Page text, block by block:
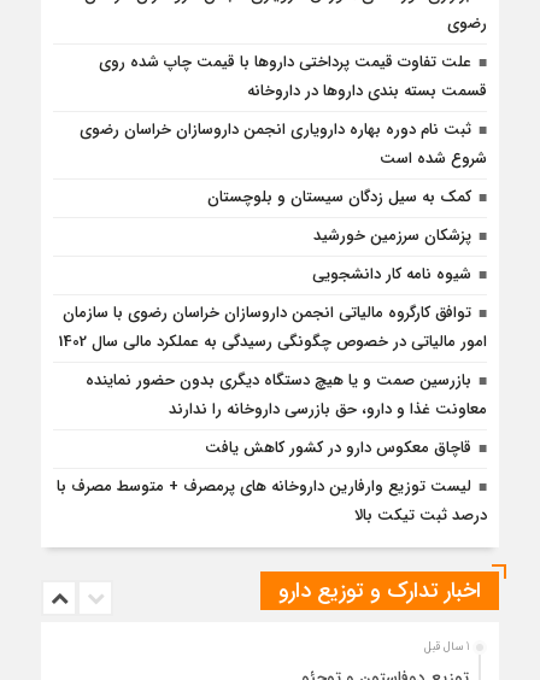
رضوی
علت تفاوت قیمت پرداختی داروها با قیمت چاپ شده روی
قسمت بسته بندی داروها در داروخانه
ثبت نام دوره بهاره دارویاری انجمن داروسازان خراسان رضوی
شروع شده است
کمک به سیل زدگان سیستان و بلوچستان
پزشکان سرزمین خورشید
شیوه نامه کار دانشجویی
توافق کارگروه مالیاتی انجمن داروسازان خراسان رضوی با سازمان
امور مالیاتی در خصوص چگونگی رسیدگی به عملکرد مالی سال 1402
بازرسین صمت و یا هیچ دستگاه دیگری بدون حضور نماینده
معاونت غذا و دارو، حق بازرسی داروخانه را ندارند
قاچاق معکوس دارو در کشور کاهش یافت
لیست توزیع وارفارین داروخانه های پرمصرف + متوسط مصرف با
درصد ثبت تیکت بالا
اخبار تدارک و توزیع دارو
1 سال قبل